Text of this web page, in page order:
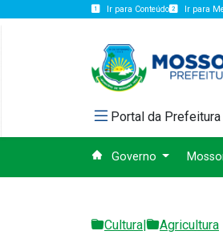
Ir para Conteúdo Ir para
Portal da
Governo
Cultura| Agricultura